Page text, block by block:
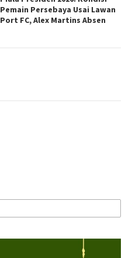
Pemain Persebaya Usai Lawan
Port FC, Alex Martins Absen